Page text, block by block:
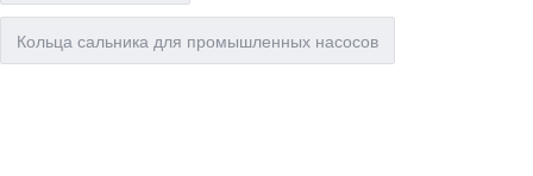
Кольца сальника для промышленных насосов